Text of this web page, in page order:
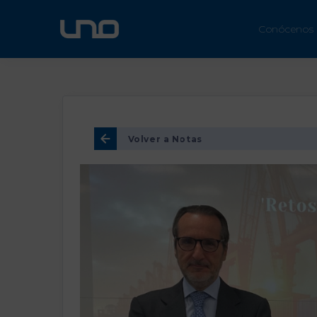
Conócenos
Volver a Notas